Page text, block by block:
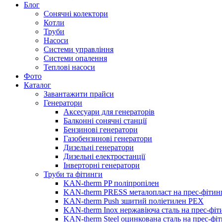
Блог
Сонячні колектори
Котли
Труби
Насоси
Системи управління
Системи опалення
Теплові насоси
Фото
Каталог
Завантажити прайси
Генератори
Аксесуари для генераторів
Балконні сонячні станції
Бензинові генератори
Газобензинові генератори
Дизельні генератори
Дизельні електростанції
Інверторні генератори
Труби та фітинги
KAN-therm PP поліпропілен
KAN-therm PRESS металопласт на прес-
KAN-therm Push зшитий поліетилен PEX
KAN-therm Inox нержавіюча сталь на прес-
KAN-therm Steel оцинкована сталь на прес-